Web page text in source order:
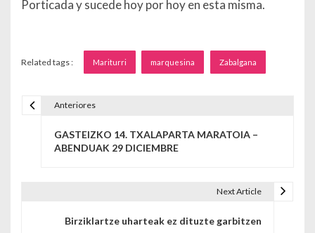
Porticada y sucede hoy por hoy en esta misma.
Related tags : Mariturri marquesina Zabalgana
Anteriores
GASTEIZKO 14. TXALAPARTA MARATOIA –
ABENDUAK 29 DICIEMBRE
Next Article
Birziklartze uharteak ez dituzte garbitzen